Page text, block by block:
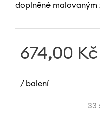
doplněné malovaným
674,00 Kč
/ balení
33